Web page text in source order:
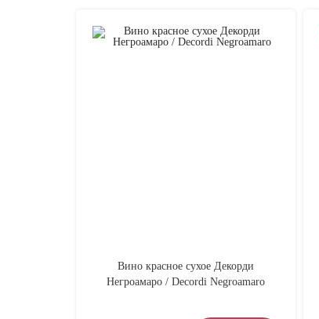
Вино красное сухое Декорди
Негроамаро / Decordi Negroamaro